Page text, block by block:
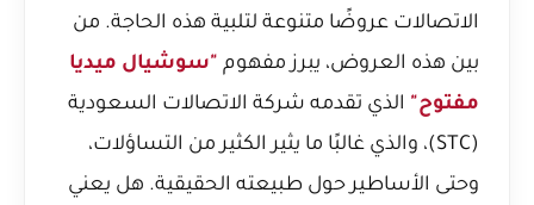
الاتصالات عروضًا متنوعة لتلبية هذه الحاجة. من
بين هذه العروض، يبرز مفهوم "سوشيال ميديا
مفتوح" الذي تقدمه شركة الاتصالات السعودية
(STC)، والذي غالبًا ما يثير الكثير من التساؤلات،
وحتى الأساطير حول طبيعته الحقيقية. هل يعني